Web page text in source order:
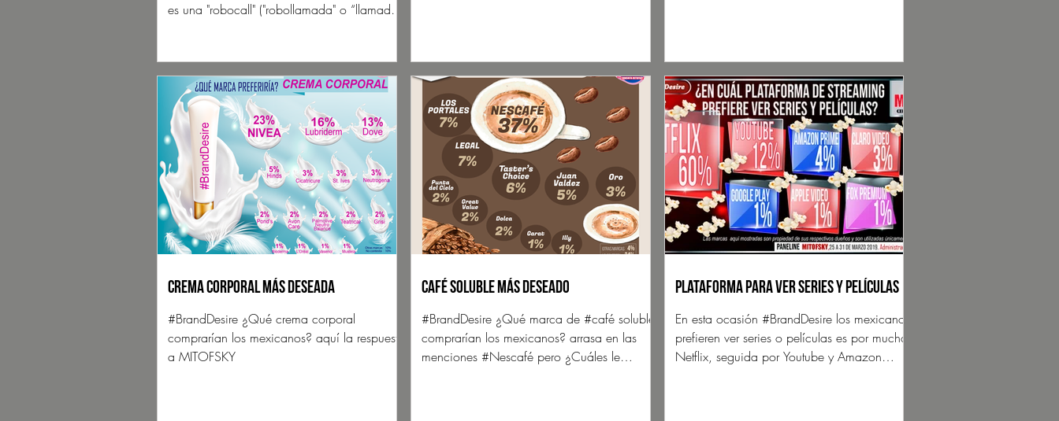
es una "robocall" ("robollamada" o “llamada
Crema corporal más deseada
#BrandDesire ¿Qué crema corporal
comprarían los mexicanos? aquí la respuesta
a MITOFSKY
Café Soluble más deseado
#BrandDesire ¿Qué marca de #café soluble
comprarían los mexicanos? arrasa en las
menciones #Nescafé pero ¿Cuáles le
Plataforma para ver series y películas
En esta ocasión #BrandDesire los mexicanos
prefieren ver series o películas es por mucho
Netflix, seguida por Youtube y Amazon